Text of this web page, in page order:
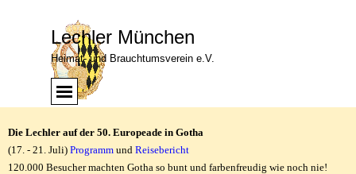
Menü
Lechler München
Heimat- und Brauchtumsverein e.V.
Menü überspringen
Die Lechler auf der 50. Europeade in Gotha
(17. - 21. Juli) Programm und Reisebericht
120.000 Besucher machten Gotha so bunt und farbenfreudig wie noch nie!